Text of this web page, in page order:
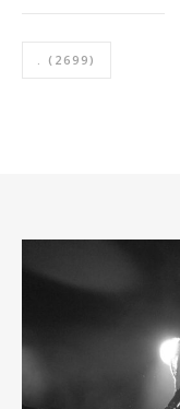
. (2699)